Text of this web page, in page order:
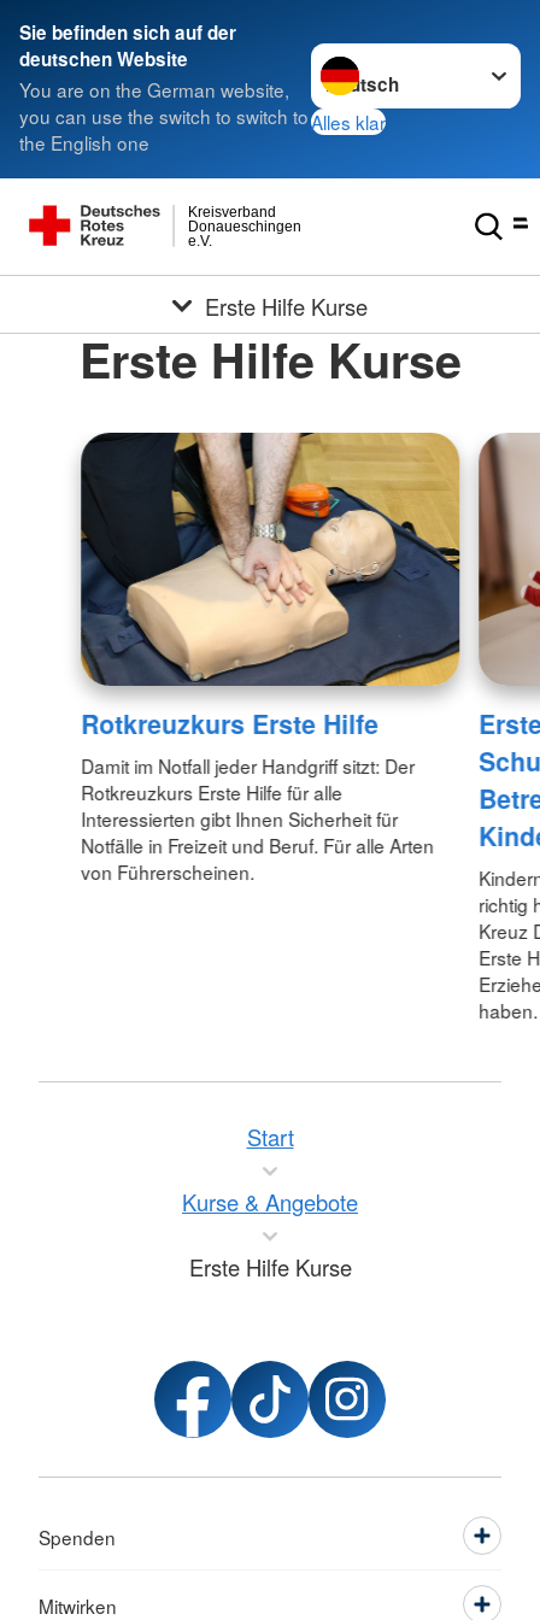
Sie befinden sich auf der
deutschen Website
You are on the German website,
you can use the switch to switch to
the English one
Sprache wechseln zu
Alles klar
e.V.
Donaueschingen
Kreisverband
Erste Hilfe Kurse
Erste Hilfe Kurse
Rotkreuzkurs Erste Hilfe
Damit im Notfall jeder Handgriff sitzt: Der
Rotkreuzkurs Erste Hilfe für alle
Interessierten gibt Ihnen Sicherheit für
Notfälle in Freizeit und Beruf. Für alle Arten
von Führerscheinen.
richtig
Kreuz
Erste
haben.
Start
Kurse & Angebote
Erste Hilfe Kurse
Spenden
Mitwirken